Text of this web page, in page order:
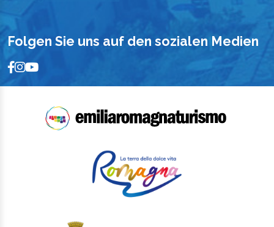
Folgen Sie uns auf den sozialen Medien